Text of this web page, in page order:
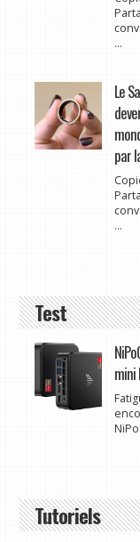
...
Le
par
...
Test
mini
Tutoriels